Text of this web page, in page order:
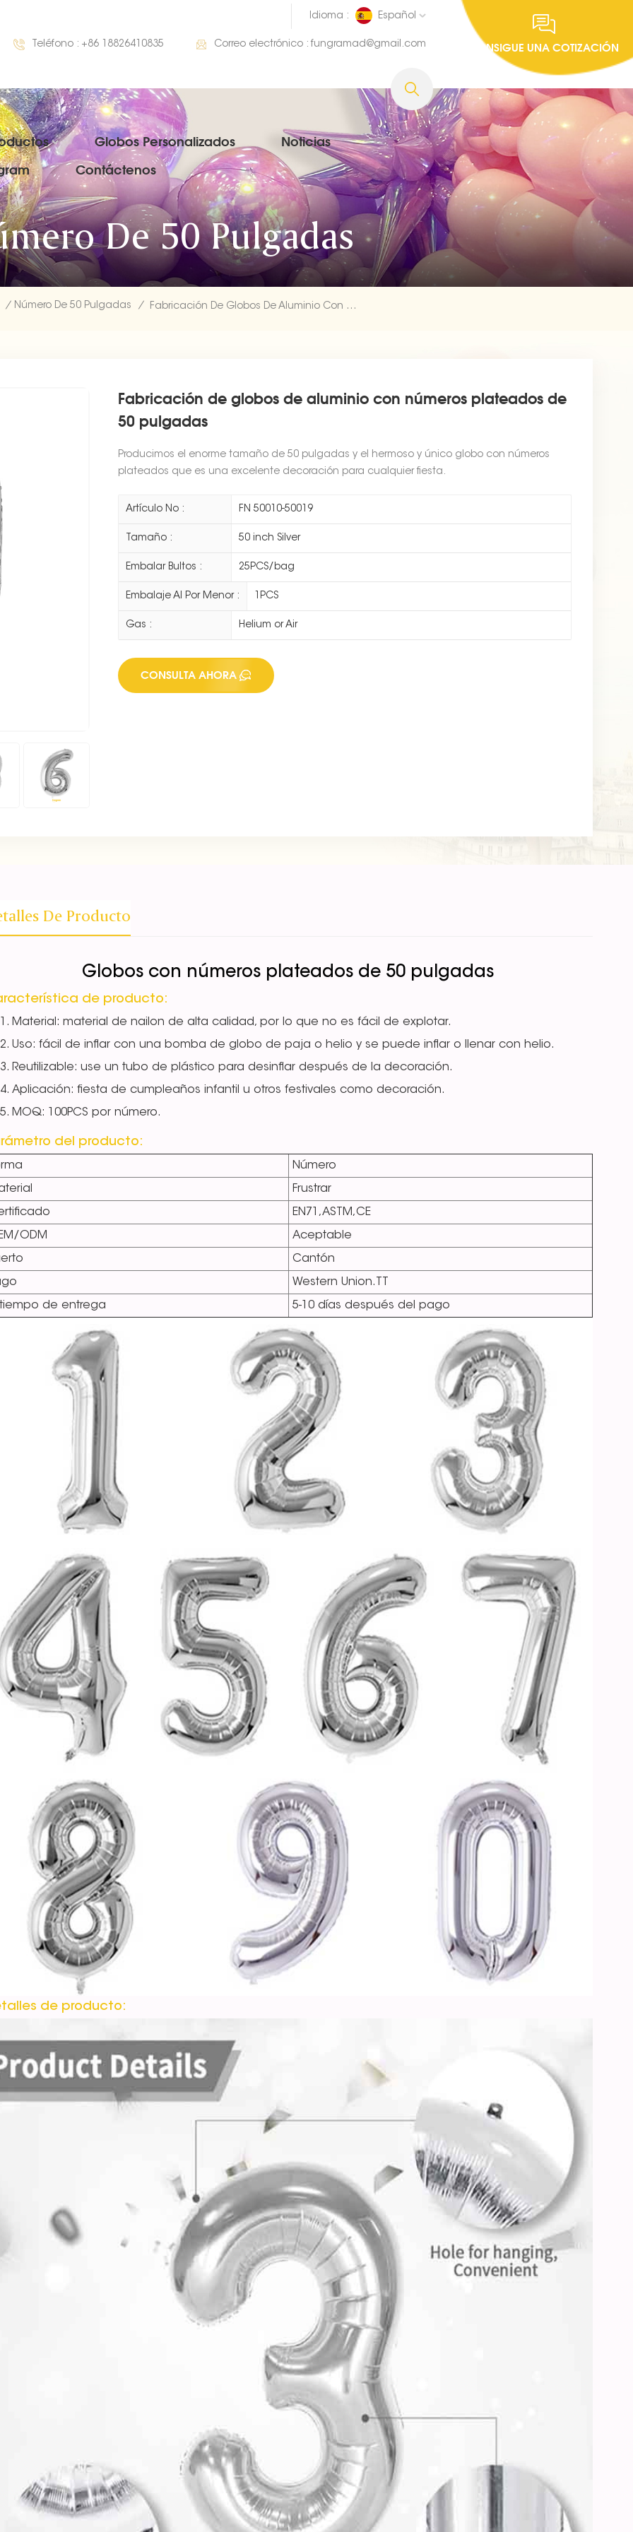
CONSIGUE UNA COTIZACIÓN
Idioma : Español
Teléfono : +86 18826410835 Correo electrónico :fungramad@gmail.com
Globos Personalizados
Noticias
Contáctenos
De 50 Pulgadas
/ Número De 50 Pulgadas / Fabricación De Globos De Aluminio Con Números Plateados De 50 Pulgadas
Fabricación de globos de aluminio con números plateados de
50 pulgadas
Producimos el enorme tamaño de 50 pulgadas y el hermoso y único globo con números
plateados que es una excelente decoración para cualquier fiesta.
Artículo No : FN 50010-50019
Tamaño : 50 inch Silver
Embalar Bultos : 25PCS/bag
Embalaje Al Por Menor : 1PCS
Gas : Helium or Air
CONSULTA AHORA
De Producto
Globos con números plateados de 50 pulgadas
de producto:
Material: material de nailon de alta calidad, por lo que no es fácil de explotar.
Uso: fácil de inflar con una bomba de globo de paja o helio y se puede inflar o llenar con helio.
Reutilizable: use un tubo de plástico para desinflar después de la decoración.
Aplicación: fiesta de cumpleaños infantil u otros festivales como decoración.
MOQ: 100PCS por número.
del producto:
Número
Frustrar
EN71,ASTM,CE
ODM Aceptable
Cantón
Western Union.TT
tiempo de entrega 5-10 días después del pago
de producto: